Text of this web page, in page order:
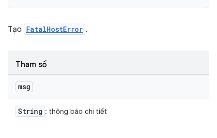
Tạo FatalHostError .
Tham số
msg
String : thông báo chi tiết